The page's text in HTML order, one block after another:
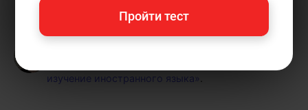
Марк Брайт— автор статей.Пишу статьи по
изучение иностранного языка»
Пройти тест